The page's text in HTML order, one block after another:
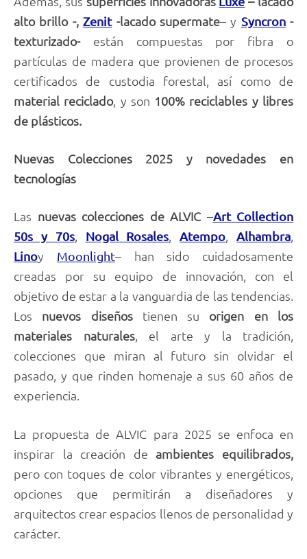
alto brillo -, Zenit-lacado supermate– y Syncron-
texturizado-están compuestas por fibra o
partículas de madera que provienen de procesos
certificados de custodia forestal, así como de
material reciclado, y son 100% reciclables y libres
de plásticos.
Nuevas Colecciones 2025 y novedades en
tecnologías
Las nuevas colecciones de ALVIC –Art Collection
50s y 70s, Nogal Rosales,Atempo,Alhambra,
Linoy Moonlight– han sido cuidadosamente
creadas por su equipo de innovación, con el
objetivo de estar a la vanguardia de las tendencias.
Los nuevos diseñostienen su origen en los
materiales naturales, el arte y la tradición,
colecciones que miran al futuro sin olvidar el
pasado, y que rinden homenaje a sus 60 años de
experiencia.
La propuesta de ALVIC para 2025 se enfoca en
inspirar la creación de ambientes equilibrados,
pero con toques de color vibrantes y energéticos,
opciones que permitirán a diseñadores y
arquitectos crear espacios llenos de personalidad y
carácter.